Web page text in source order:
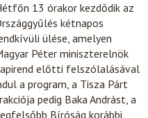
13 órakor kezdődik az
kétnapos
ülése, amelyen
Péter miniszterelnök
előtti felszólalásával
a program, a Tisza Párt
pedig Baka Andrást, a
Bíróság korábbi